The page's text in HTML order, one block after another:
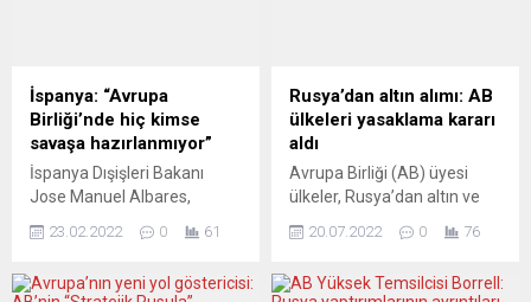
fiyatlarının bir önceki aya
göre yüzde 1,4 artış
gösterdiği ve bunun son...
Avrupa medyasında
yorumcular, değişen
derecelerde olsa da ciddi
İspanya: “Avrupa
Birliği’nde hiç kimse
savaşa hazırlanmıyor”
İspanya Dışişleri Bakanı
Jose Manuel Albares,
savaşa hazırlanmıyor”
müdahalesi halinde
23.02.2022 0 61
Rusya’dan altın alımı: AB
ülkeleri yasaklama kararı
aldı
Avrupa Birliği (AB) üyesi
ülkeler, Rusya’dan altın ve
getirecek kararı içeren yeni
AB Dönem Başkanı
20.07.2022 0 76